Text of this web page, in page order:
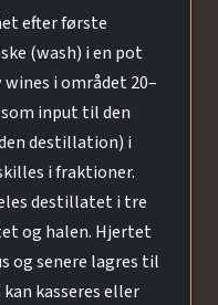
efter første
(wash) i en pot
i området 20–
input til den
destillation) i
i fraktioner.
destillatet i tre
og halen. Hjertet
og senere lagres til
kasseres eller